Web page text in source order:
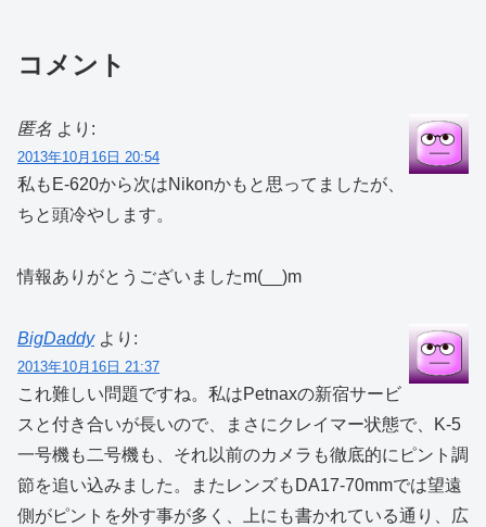
コメント
匿名 より:
2013年10月16日 20:54
私もE-620から次はNikonかもと思ってましたが、
ちと頭冷やします。
情報ありがとうございましたm(__)m
BigDaddy より:
2013年10月16日 21:37
これ難しい問題ですね。私はPetnaxの新宿サービ
スと付き合いが長いので、まさにクレイマー状態で、K-5
一号機も二号機も、それ以前のカメラも徹底的にピント調
節を追い込みました。またレンズもDA17-70mmでは望遠
側がピントを外す事が多く、上にも書かれている通り、広